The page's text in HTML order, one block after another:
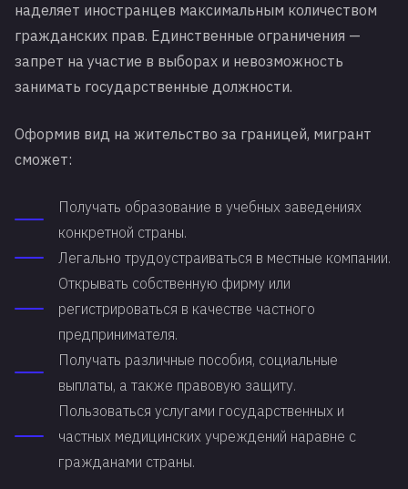
наделяет иностранцев максимальным количеством
гражданских прав. Единственные ограничения —
запрет на участие в выборах и невозможность
занимать государственные должности.
Оформив вид на жительство за границей, мигрант
сможет:
Получать образование в учебных заведениях
конкретной страны.
Легально трудоустраиваться в местные компании.
Открывать собственную фирму или
регистрироваться в качестве частного
предпринимателя.
Получать различные пособия, социальные
выплаты, а также правовую защиту.
Пользоваться услугами государственных и
частных медицинских учреждений наравне с
гражданами страны.